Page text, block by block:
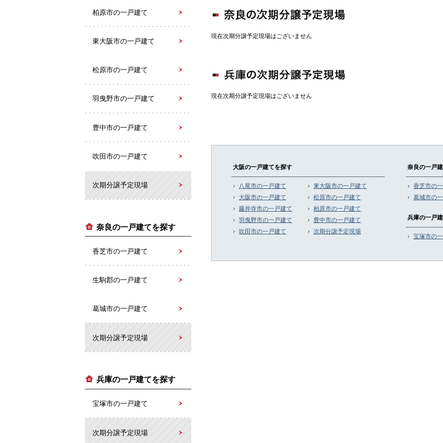
現在次期分譲予定現場はございません
現在次期分譲予定現場はございません
大阪の一戸建てを探す
八尾市の一戸建て
東大阪市の一戸建て
大阪市の一戸建て
松原市の一戸建て
藤井寺市の一戸建て
柏原市の一戸建て
羽曳野市の一戸建て
豊中市の一戸建て
吹田市の一戸建て
次期分譲予定現場
奈良の一戸
香芝市の
葛城市の
兵庫の一戸
宝塚市の
柏原市の一戸建て
東大阪市の一戸建て
松原市の一戸建て
羽曳野市の一戸建て
豊中市の一戸建て
吹田市の一戸建て
次期分譲予定現場
奈良の一戸建てを探す
香芝市の一戸建て
生駒郡の一戸建て
葛城市の一戸建て
次期分譲予定現場
兵庫の一戸建てを探す
宝塚市の一戸建て
次期分譲予定現場